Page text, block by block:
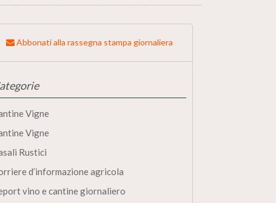
Abbonati alla rassegna stampa giornaliera
Vigne
Vigne
Rustici
d’informazione agricola
vino e cantine giornaliero